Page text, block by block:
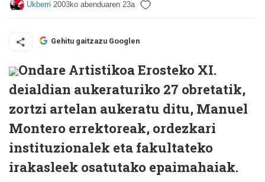
Ukberri 2003ko abenduaren 23a
Gehitu gaitzazu Googlen
Ondare Artistikoa Erosteko XI.
deialdian aukeraturiko 27 obretatik,
zortzi artelan aukeratu ditu, Manuel
Montero errektoreak, ordezkari
instituzionalek eta fakultateko
irakasleek osatutako epaimahaiak.